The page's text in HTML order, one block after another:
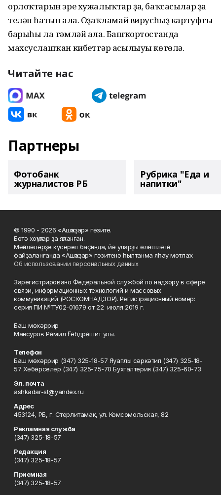
орлоҡтарын эре хужалыҡтар ҙа, баҡсасылар ҙа
теләп һатып ала. Оҙаҡламай вирусһыҙ картуфты
барыһы ла тәмләй ала. Башҡортостанда
махсуслашҡан кибеттәр асылыуы көтөлә.
Читайте нас
Партнеры
Фотобанк
журналистов РБ
Рубрика "Еда и
напитки"
© 1990 - 2026 «Ашҡаҙар» гәзите.
Бөтә хоҡуҡтар ҙа яҡланған.
Мәҡәләләрҙе күсереп баҫҡанда, йә уларҙы өлөшләтә
файҙаланғанда «Ашҡаҙар» гәзитенә һылтанма яһау мотлаҡ.
Об использовании персональных данных
Зарегистрировано Федеральной службой по надзору в сфере
связи, информационных технологий и массовых
коммуникаций (РОСКОМНАДЗОР). Регистрационный номер:
серия ПИ №ТУ02-01679 от 22 июля 2019 г.
Баш мөхәррир
Мансуров Рәмил Ғәбдрәшит улы.
Телефон
Баш мөхәррир (347) 325-18-57 Яуаплы сәркәтип (347) 325-18-
57 Хәбәрселәр (347) 325-75-70 Бухгалтерия (347) 325-60-73
Эл. почта
ashkadar-st@yandex.ru
Адрес
453124, РБ, г. Стерлитамак, ул. Комсомольская, 82
Рекламная служба
(347) 325-18-57
Редакция
(347) 325-18-57
Приемная
(347) 325-18-57